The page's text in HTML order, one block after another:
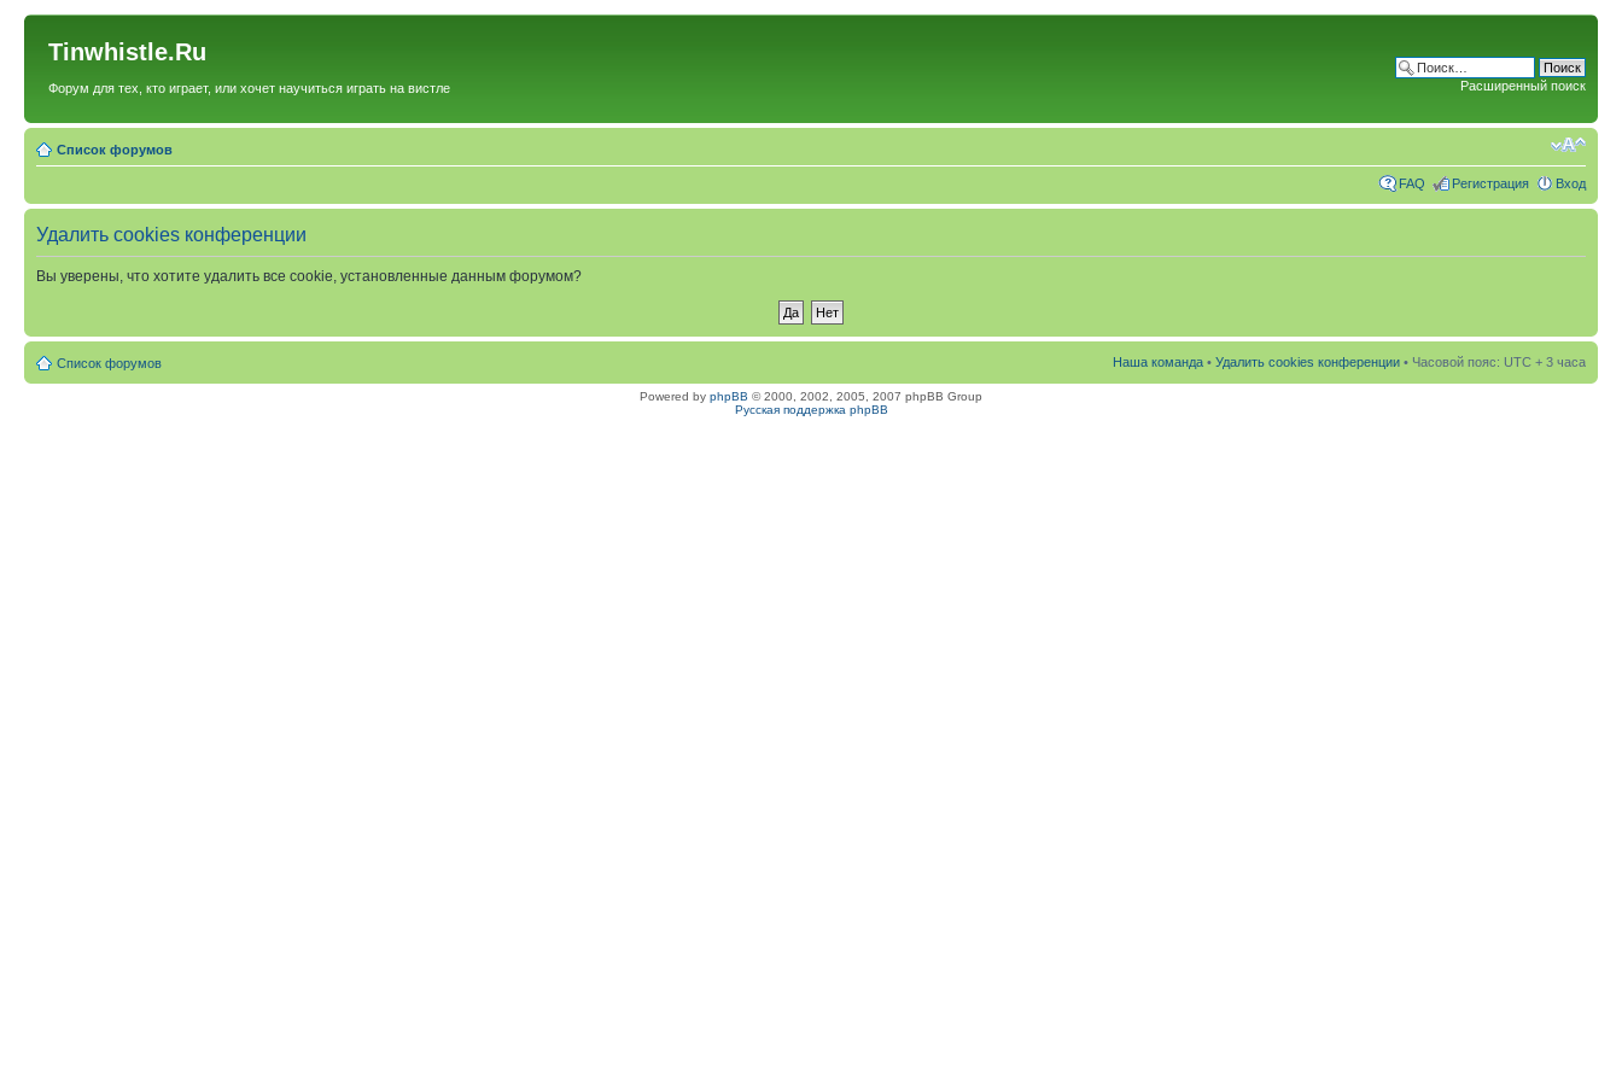
Tinwhistle.Ru
Форум для тех, кто играет, или хочет научиться играть на вистле Расширенный поиск
Список форумов
FAQ Регистрация Вход
Удалить cookies конференции
Вы уверены, что хотите удалить все cookie, установленные данным форумом?
Список форумов Наша команда • Удалить cookies конференции • Часовой пояс: UTC + 3 часа
Powered by phpBB © 2000, 2002, 2005, 2007 phpBB Group
Русская поддержка phpBB